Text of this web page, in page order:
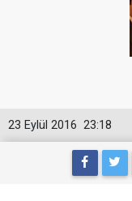
23:18
23 Eylül 2016